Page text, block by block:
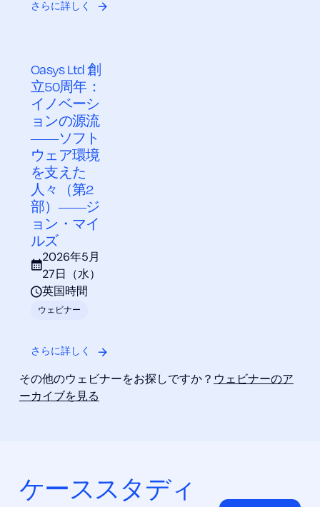
さらに詳しく
Oasys Ltd 創
立50周年：
イノベーシ
ョンの源流
――ソフト
ウェア環境
を支えた
人々（第2
部）――ジ
ョン・マイ
ルズ
2026年5月
27日（水）
英国時間
ウェビナー
さらに詳しく
その他のウェビナーをお探しですか？ ウェビナーのア
ーカイブを見る
ケーススタディ